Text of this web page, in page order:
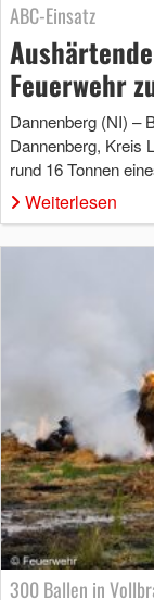
ABC-Einsatz
Feuerwehr
Dannenberg (NI) –
Dannenberg, Kreis
rund 16 Tonnen
Weiterlesen
300 Ballen in